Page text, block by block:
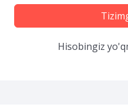
Hisobingiz